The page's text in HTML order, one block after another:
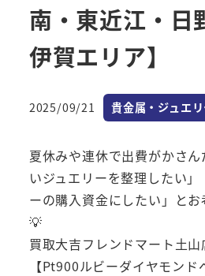
南・東近江・日
伊賀エリア】
投稿日
2025/09/21 カテゴリー
貴金属・ジュエリ
夏休みや連休で出費がかさ
いジュエリーを整理したい
ーの購入資金にしたい」と
💡
買取大吉フレンドマート土
【Pt900ルビーダイヤモンド